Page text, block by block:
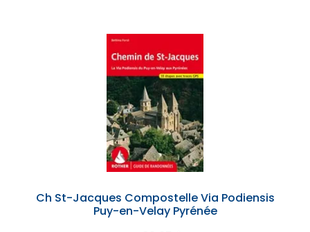
Ch St-Jacques Compostelle Via Podiensis
Puy-en-Velay Pyrénée